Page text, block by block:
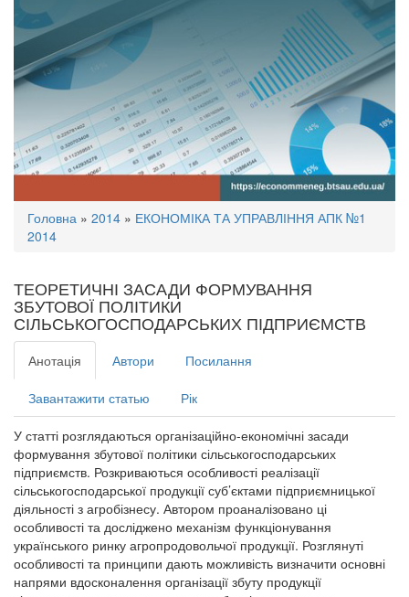
Ви
тут
Головна » 2014 » ЕКОНОМІКА ТА УПРАВЛІННЯ АПК №1
2014
ТЕОРЕТИЧНІ ЗАСАДИ ФОРМУВАННЯ
ЗБУТОВОЇ ПОЛІТИКИ
СІЛЬСЬКОГОСПОДАРСЬКИХ ПІДПРИЄМСТВ
Анотація Автори Посилання
Завантажити статью Рік
У статті розглядаються організаційно-економічні засади
формування збутової політики сільськогосподарських
підприємств. Розкриваються особливості реалізації
сільськогосподарської продукції суб’єктами підприємницької
діяльності з агробізнесу. Автором проаналізовано ці
особливості та досліджено механізм функціонування
українського ринку агропродовольчої продукції. Розглянуті
особливості та принципи дають можливість визначити основні
напрями вдосконалення організації збуту продукції